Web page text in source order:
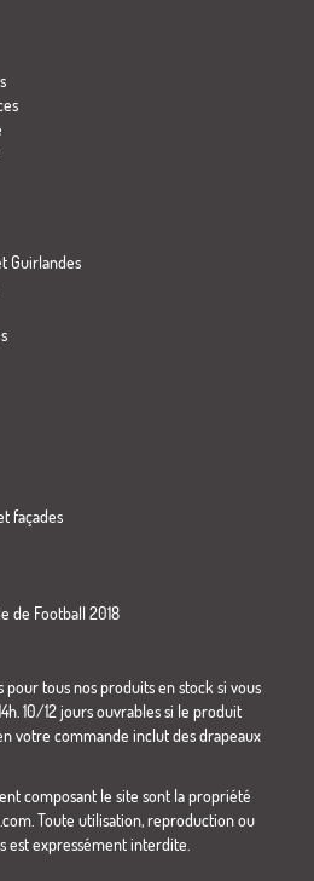
Guirlandes
façades
de Football 2018
tous nos produits en stock si vous
10/12 jours ouvrables si le produit
votre commande inclut des drapeaux
composant le site sont la propriété
Toute utilisation, reproduction ou
est expressément interdite.